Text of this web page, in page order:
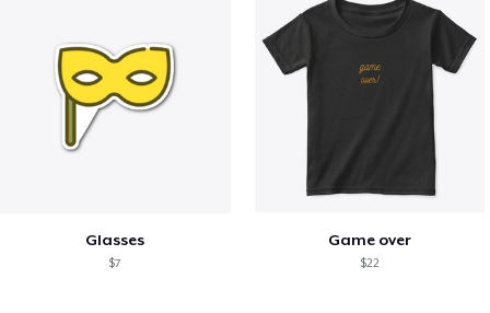
Glasses
$7
Game over
$22